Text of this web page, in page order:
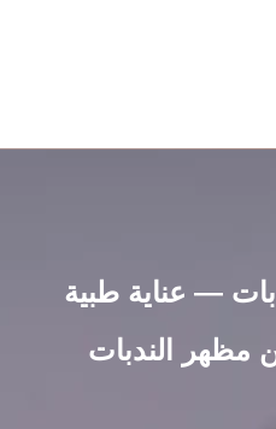
— عناية طبية
مظهر الندبات